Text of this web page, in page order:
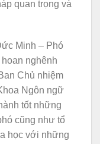
quan trọng và
Minh – Phó
nghênh
Chủ nhiệm
Ngôn ngữ
tốt những
cũng như tổ
học với những